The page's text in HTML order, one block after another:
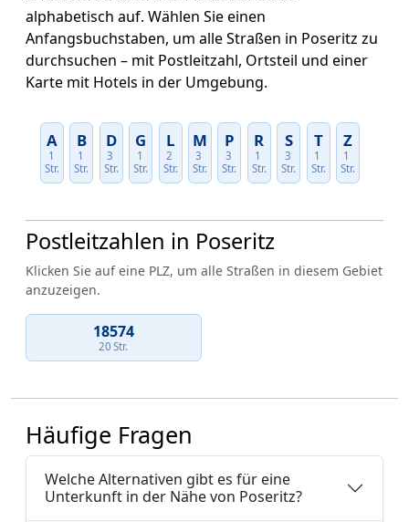
alphabetisch auf. Wählen Sie einen
Anfangsbuchstaben, um alle Straßen in Poseritz zu
durchsuchen – mit Postleitzahl, Ortsteil und einer
Karte mit Hotels in der Umgebung.
A
1
Str.
B
1
Str.
D
3
Str.
G
1
Str.
L
2
Str.
M
3
Str.
P
3
Str.
R
1
Str.
S
3
Str.
T
1
Str.
Z
1
Str.
Postleitzahlen in Poseritz
Klicken Sie auf eine PLZ, um alle Straßen in diesem Gebiet
anzuzeigen.
18574
20 Str.
Häufige Fragen
Welche Alternativen gibt es für eine
Unterkunft in der Nähe von Poseritz?